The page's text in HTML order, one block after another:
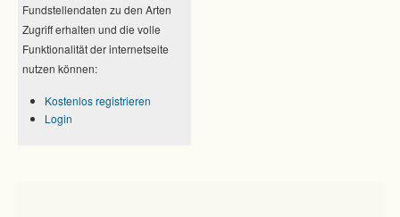
Fundstellendaten zu den Arten
Zugriff erhalten und die volle
Funktionalität der internetseite
nutzen können:
Kostenlos registrieren
Login